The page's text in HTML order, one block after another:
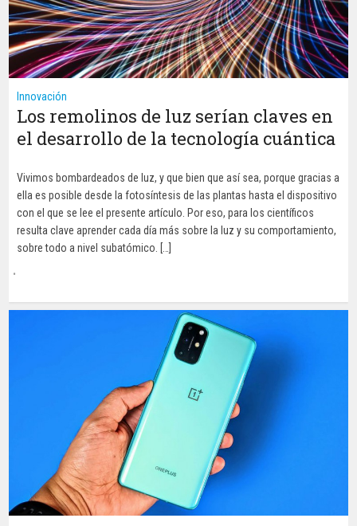
Innovación
Los remolinos de luz serían claves en
el desarrollo de la tecnología cuántica
Vivimos bombardeados de luz, y que bien que así sea, porque gracias a
ella es posible desde la fotosíntesis de las plantas hasta el dispositivo
con el que se lee el presente artículo. Por eso, para los científicos
resulta clave aprender cada día más sobre la luz y su comportamiento,
sobre todo a nivel subatómico. […]